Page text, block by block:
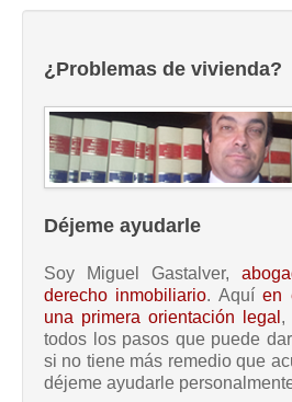
¿Problemas de vivienda?
Déjeme ayudarle
Soy Miguel Gastalver,
derecho inmobiliario. Aquíen
una primera orientación legal ,
todos los pasos que puede
si no tiene más remedio que
déjeme ayudarle